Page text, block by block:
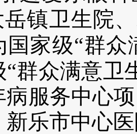
岳镇卫生院、
国家级“群众
“群众满意卫
病服务中心
新乐市中心